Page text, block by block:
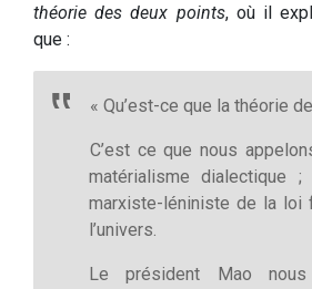
théorie des deux points, où il
que :
« Qu’est-ce que la théorie
C’est ce que nous
matérialisme dialectique ;
marxiste-léniniste de la loi
l’univers.
Le président Mao